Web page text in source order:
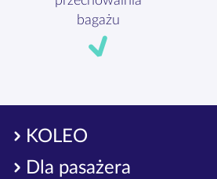
bagażu
KOLEO
Dla pasażera